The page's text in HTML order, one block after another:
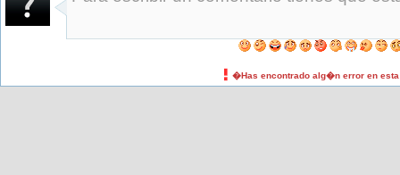
�Has encontrado alg�n error en